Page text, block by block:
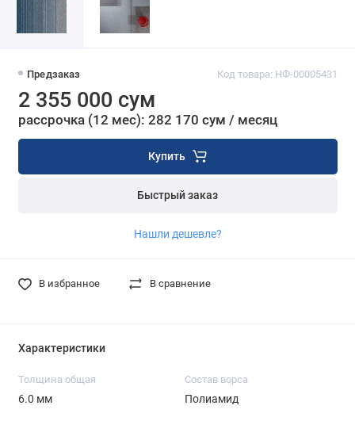
Предзаказ Код товара: НФ-00005431
2 355 000 сум
рассрочка (12 мес): 282 170 сум / месяц
Купить
Быстрый заказ
Нашли дешевле?
В избранное В сравнение
Характеристики
Толщина общая
6.0 мм
Состав ворса
Полиамид